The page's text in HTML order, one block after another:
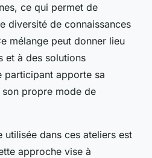
ce qui permet de
diversité de connaissances
mélange peut donner lieu
et à des solutions
participant apporte sa
propre mode de
utilisée dans ces ateliers est
approche vise à